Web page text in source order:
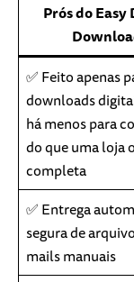
Prós do
✅ Feito apenas
downloads
há menos para
do que uma loja
completa
✅ Entrega
segura de
mails manuais